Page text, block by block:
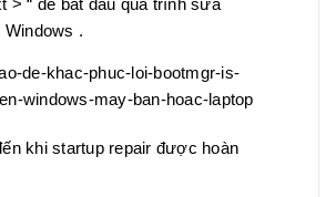
> “ để bắt đầu quá trình sửa
Windows .
khi startup repair được hoàn